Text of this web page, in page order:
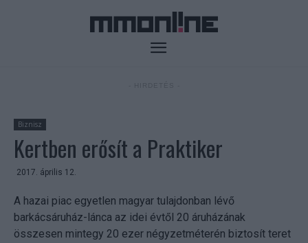
Biznisz
Kertben erősít a Praktiker
2017. április 12.
A hazai piac egyetlen magyar tulajdonban lévő
barkácsáruház-lánca az idei évtől 20 áruházának
összesen mintegy 20 ezer négyzetméterén biztosít teret